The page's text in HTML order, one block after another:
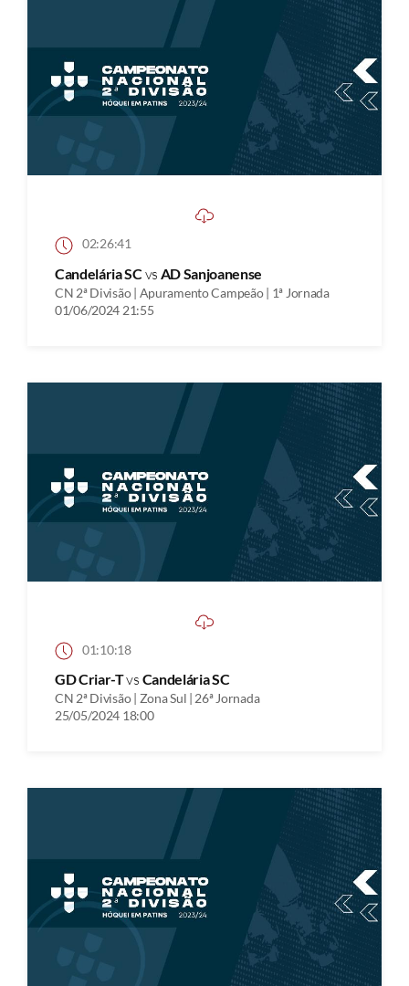
02:26:41
Candelária SCvs AD Sanjoanense
CN 2ª Divisão | Apuramento Campeão | 1ª Jornada
01/06/2024 21:55
01:10:18
GD Criar-Tvs Candelária SC
CN 2ª Divisão | Zona Sul | 26ª Jornada
25/05/2024 18:00